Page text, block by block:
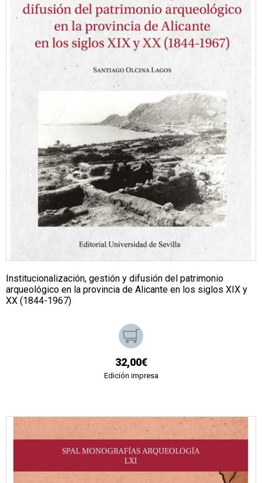
Institucionalización, gestión y difusión del patrimonio
arqueológico en la provincia de Alicante en los siglos XIX y
XX (1844-1967)
32,00€
Edición impresa